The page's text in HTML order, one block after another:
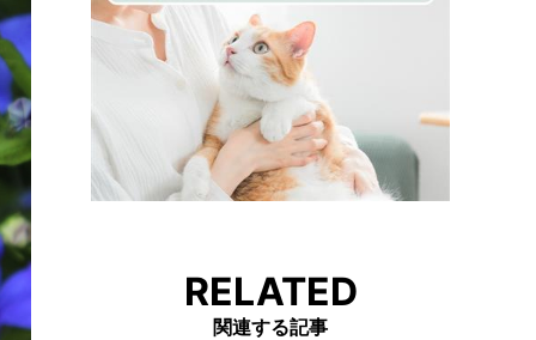
RELATED
関連する記事